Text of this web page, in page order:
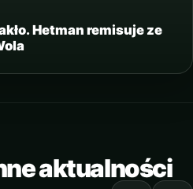
Hetman remisuje ze
aktualności